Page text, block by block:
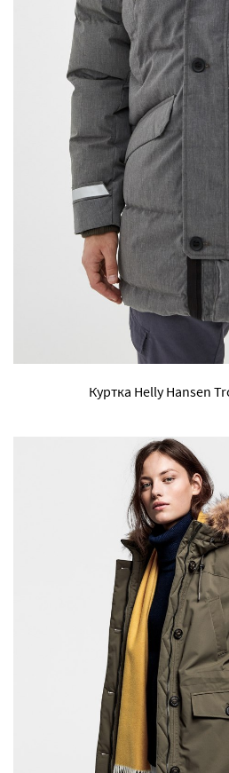
Куртка Helly Hansen